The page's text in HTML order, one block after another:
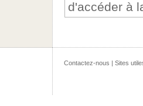
d'accéder à
Contactez-nous | Sites